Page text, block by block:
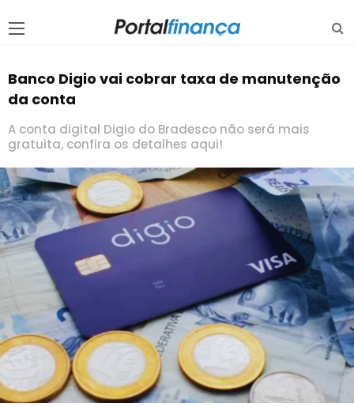
Banco Digio vai cobrar taxa de manutenção
da conta
A conta digital Digio do Bradesco não será mais
gratuita, confira os detalhes aqui!